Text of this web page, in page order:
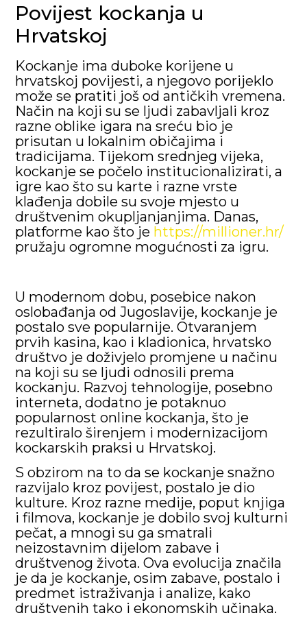
Povijest kockanja u
Hrvatskoj
Kockanje ima duboke korijene u
hrvatskoj povijesti, a njegovo porijeklo
može se pratiti još od antičkih vremena.
Način na koji su se ljudi zabavljali kroz
razne oblike igara na sreću bio je
prisutan u lokalnim običajima i
tradicijama. Tijekom srednjeg vijeka,
kockanje se počelo institucionalizirati, a
igre kao što su karte i razne vrste
klađenja dobile su svoje mjesto u
društvenim okupljanjanjima. Danas,
platforme kao što je https://millioner.hr/
pružaju ogromne mogućnosti za igru.
U modernom dobu, posebice nakon
oslobađanja od Jugoslavije, kockanje je
postalo sve popularnije. Otvaranjem
prvih kasina, kao i kladionica, hrvatsko
društvo je doživjelo promjene u načinu
na koji su se ljudi odnosili prema
kockanju. Razvoj tehnologije, posebno
interneta, dodatno je potaknuo
popularnost online kockanja, što je
rezultiralo širenjem i modernizacijom
kockarskih praksi u Hrvatskoj.
S obzirom na to da se kockanje snažno
razvijalo kroz povijest, postalo je dio
kulture. Kroz razne medije, poput knjiga
i filmova, kockanje je dobilo svoj kulturni
pečat, a mnogi su ga smatrali
neizostavnim dijelom zabave i
društvenog života. Ova evolucija značila
je da je kockanje, osim zabave, postalo i
predmet istraživanja i analize, kako
društvenih tako i ekonomskih učinaka.